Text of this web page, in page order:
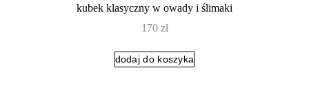
kubek klasyczny w owady i ślimaki
170 zł
dodaj do koszyka